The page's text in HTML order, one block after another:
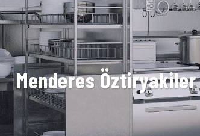
Menderes